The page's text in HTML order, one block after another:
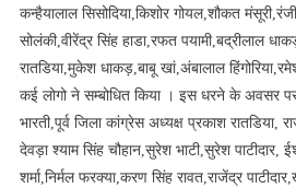
कन्हैयालाल सिसोदिया,किशोर गोयल,शौकत
सोलंकी,वीरेंद्र सिंह हाडा,रफत पयामी,बद्रीलाल
रातडिया,मुकेश धाकड़,बाबू खां,अंबालाल
कई लोगो ने सम्बोधित किया । इस धरने के अवसर पर
भारती,पूर्व जिला कांग्रेस अध्यक्ष प्रकाश रातडिया,
देवड़ा श्याम सिंह चौहान,सुरेश भाटी,सुरेश पाटीदार,
शर्मा,निर्मल फरक्या,करण सिंह रावत,राजेंद्र